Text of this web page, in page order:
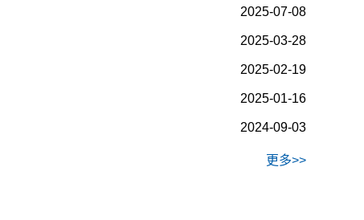
2025-07-08
2025-03-28
2025-02-19
2025-01-16
2024-09-03
更多>>